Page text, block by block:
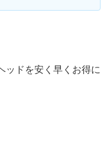
ッドを安く早くお得に